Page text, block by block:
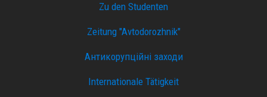
Zu den Studenten
Zeitung "Avtodorozhnik"
Антикорупційні заходи
Internationale Tätigkeit